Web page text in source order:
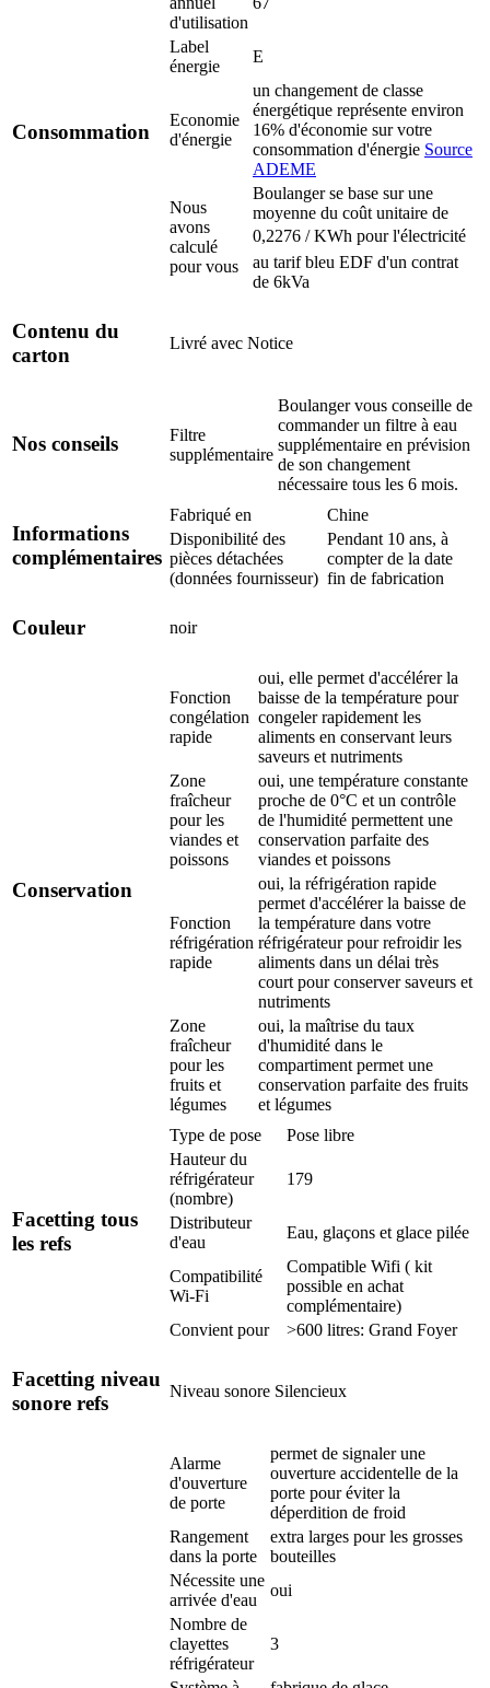
Consommation
d'utilisation
Label
énergie
E
Economie
d'énergie
un changement de classe
énergétique représente environ
16% d'économie sur votre
consommation d'énergie Source
ADEME
Nous
avons
calculé
pour vous
Boulanger se base sur une
moyenne du coût unitaire de
0,2276 / KWh pour l'électricité
au tarif bleu EDF d'un contrat
de 6kVa
Contenu du
carton
Livré avec Notice
Nos conseils
Filtre
supplémentaire
Boulanger vous conseille de
commander un filtre à eau
supplémentaire en prévision
de son changement
nécessaire tous les 6 mois.
Informations
complémentaires
Fabriqué en
Chine
Disponibilité des
pièces détachées
(données fournisseur)
Pendant 10 ans, à
compter de la date
fin de fabrication
Couleur noir
Conservation
Fonction
congélation
rapide
oui, elle permet d'accélérer la
baisse de la température pour
congeler rapidement les
aliments en conservant leurs
saveurs et nutriments
Zone
fraîcheur
pour les
viandes et
poissons
oui, une température constante
proche de 0°C et un contrôle
de l'humidité permettent une
conservation parfaite des
viandes et poissons
Fonction
réfrigération
rapide
oui, la réfrigération rapide
permet d'accélérer la baisse de
la température dans votre
réfrigérateur pour refroidir les
aliments dans un délai très
court pour conserver saveurs et
nutriments
Zone
fraîcheur
pour les
fruits et
légumes
oui, la maîtrise du taux
d'humidité dans le
compartiment permet une
conservation parfaite des fruits
et légumes
Facetting tous
les refs
Type de pose
Pose libre
Hauteur du
réfrigérateur
(nombre)
179
Distributeur
d'eau
Eau, glaçons et glace pilée
Compatibilité
Wi-Fi
Compatible Wifi ( kit
possible en achat
complémentaire)
Convient pour
>600 litres: Grand Foyer
Facetting niveau
sonore refs
Niveau sonore Silencieux
Alarme
d'ouverture
de porte
permet de signaler une
ouverture accidentelle de la
porte pour éviter la
déperdition de froid
Rangement
dans la porte
extra larges pour les grosses
bouteilles
Nécessite une
arrivée d'eau
oui
Nombre de
clayettes
réfrigérateur
3